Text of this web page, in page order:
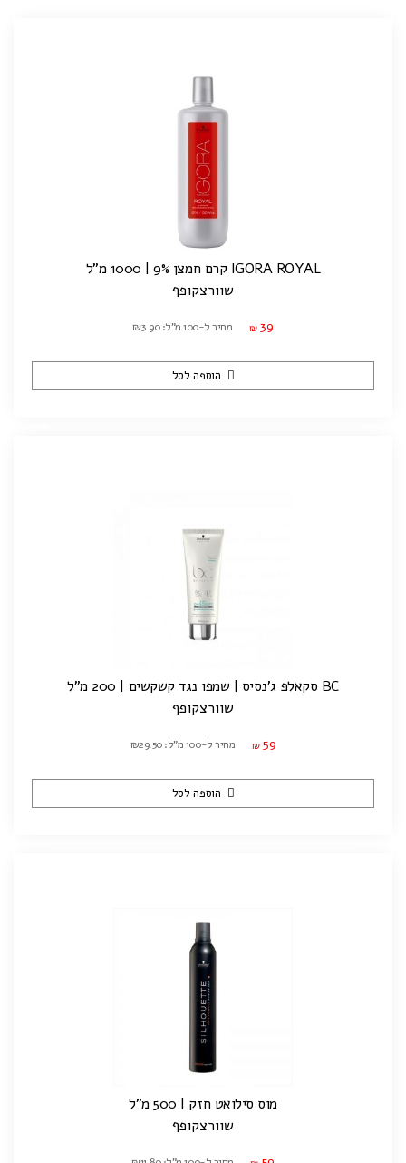
IGORA ROYAL קרם חמצן 9% | 1000 מ"ל
שוורצקופף
₪ 39 מחיר ל-100 מ"ל: ₪3.90
הוספה לסל
BC סקאלפ ג'נסיס | שמפו נגד קשקשים | 200 מ"ל
שוורצקופף
₪ 59 מחיר ל-100 מ"ל: ₪29.50
הוספה לסל
מוס סילואט חזק | 500 מ"ל
שוורצקופף